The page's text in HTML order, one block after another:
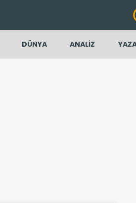
DÜNYA ANALİZ